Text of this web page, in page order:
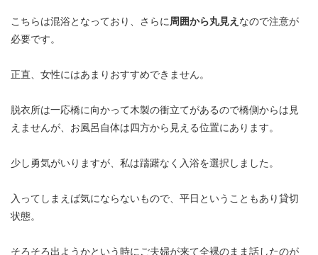
こちらは混浴となっており、さらに周囲から丸見え なので注意が
必要です。
正直、女性にはあまりおすすめできません。
脱衣所は一応橋に向かって木製の衝立てがあるので橋側からは見
えませんが、お風呂自体は四方から見える位置にあります。
少し勇気がいりますが、私は躊躇なく入浴を選択しました。
入ってしまえば気にならないもので、平日ということもあり貸切
状態。
そろそろ出ようかという時にご夫婦が来て全裸のまま話したのが